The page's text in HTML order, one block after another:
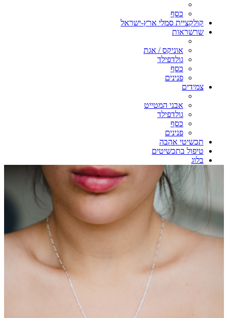
כסף
קולקציית סמלי ארץ-ישראל
שרשראות
אוניקס / אגת
גולדפילד
כסף
פנינים
צמידים
אבני המטייט
גולדפילד
כסף
פנינים
תכשיטי אהבה
טיפול בתכשיטים
בלוג